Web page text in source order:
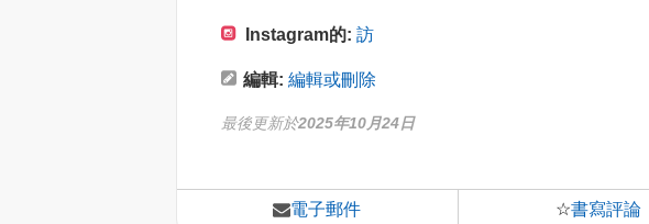
Instagram的: 訪
編輯: 編輯或刪除
最後更新於2025年10月24日
電子郵件 ☆書寫評論